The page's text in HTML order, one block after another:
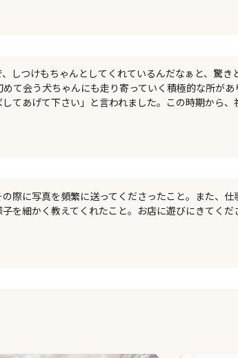
しつけもちゃんとしてくれているんだなぁと、驚き
て会う犬ちゃんにも走り寄っていく積極的な所があ
てあげて下さい」と言われました。この時期から
際に写真を頻繁に送ってくださったこと。また、仕
を細かく教えてくれたこと。お店に遊びにきてくだ